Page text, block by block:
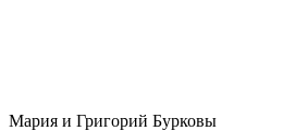
Мария и Григорий Бурковы